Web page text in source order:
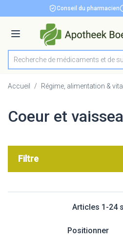
Aller au contenu
1 de 1Conseil du pharmacien
Menu
Rechercher
Recherche de médica
Accueil / Régime, alimentation &
Coeur et
Filtre
Articles 1 -24
Trier par: